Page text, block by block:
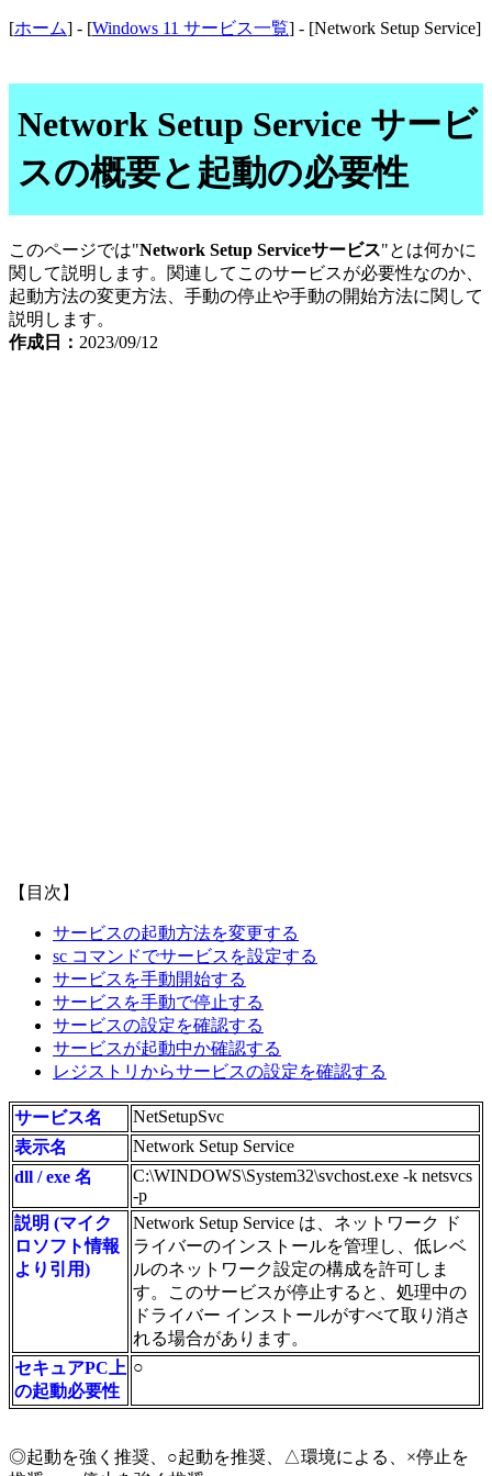
[ホーム] - [Windows 11 サービス一覧] - [Network Setup Service]
Network Setup Service サービ
スの概要と起動の必要性
このページでは"Network Setup Serviceサービス"とは何かに
関して説明します。関連してこのサービスが必要性なのか、
起動方法の変更方法、手動の停止や手動の開始方法に関して
説明します。
作成日： 2023/09/12
【目次】
サービスの起動方法を変更する
sc コマンドでサービスを設定する
サービスを手動開始する
サービスを手動で停止する
サービスの設定を確認する
サービスが起動中か確認する
レジストリからサービスの設定を確認する
サービス名
NetSetupSvc
表示名
Network Setup Service
dll / exe 名
C:\WINDOWS\System32\svchost.exe -k netsvcs
-p
説明 (マイク
ロソフト情報
より引用)
Network Setup Service は、ネットワーク ド
ライバーのインストールを管理し、低レベ
ルのネットワーク設定の構成を許可しま
す。このサービスが停止すると、処理中の
ドライバー インストールがすべて取り消さ
れる場合があります。
セキュアPC上
の起動必要性
○
◎起動を強く推奨、○起動を推奨、△環境による、×停止を